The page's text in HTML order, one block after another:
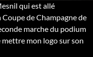
qui est allé
de Champagne de
marche du podium
mon logo sur son